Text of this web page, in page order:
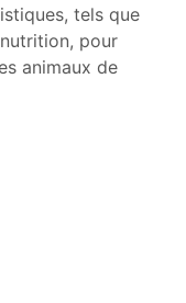
tels que
pour
animaux de